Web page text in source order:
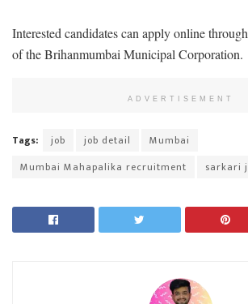
Interested candidates can apply online
of the Brihanmumbai Municipal Corporation.
ADVERTISEMENT
Tags: job job detail
Mumbai
Mumbai Mahapalika recruitment
sarkari